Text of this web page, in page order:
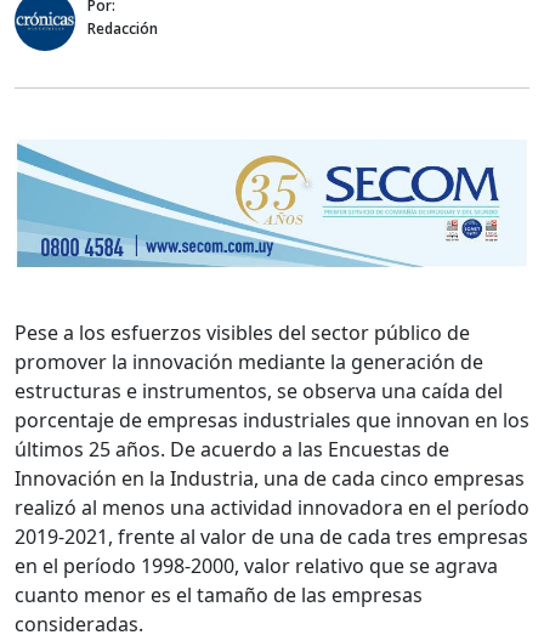
Por:
Redacción
Pese a los esfuerzos visibles del sector público de
promover la innovación mediante la generación de
estructuras e instrumentos, se observa una caída del
porcentaje de empresas industriales que innovan en los
últimos 25 años. De acuerdo a las Encuestas de
Innovación en la Industria, una de cada cinco empresas
realizó al menos una actividad innovadora en el período
2019-2021, frente al valor de una de cada tres empresas
en el período 1998-2000, valor relativo que se agrava
cuanto menor es el tamaño de las empresas
consideradas.